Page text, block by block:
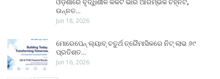
ଓଡ଼ିଶାରେ ବୃଦ୍ଧିଶୀଳ କର୍କଟ ଭାର ଆରମ୍ଭିକ ଚିହ୍ନଟ,
ଉନ୍ନତ…
Jun 18, 2026
ମୋରେପେନ୍ ଲ୍ୟାବ୍ ଚତୁର୍ଥ ତ୍ରୈମାସିକରେ ନିଟ୍ ଲାଭ ୬୯
ପ୍ରତିଶତ…
Jun 16, 2026